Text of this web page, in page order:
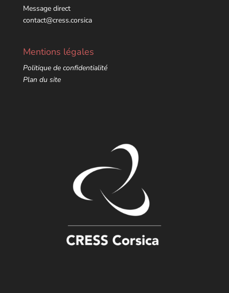
Message direct
contact@cress.corsica
Mentions légales
Politique de confidentialité
Plan du site